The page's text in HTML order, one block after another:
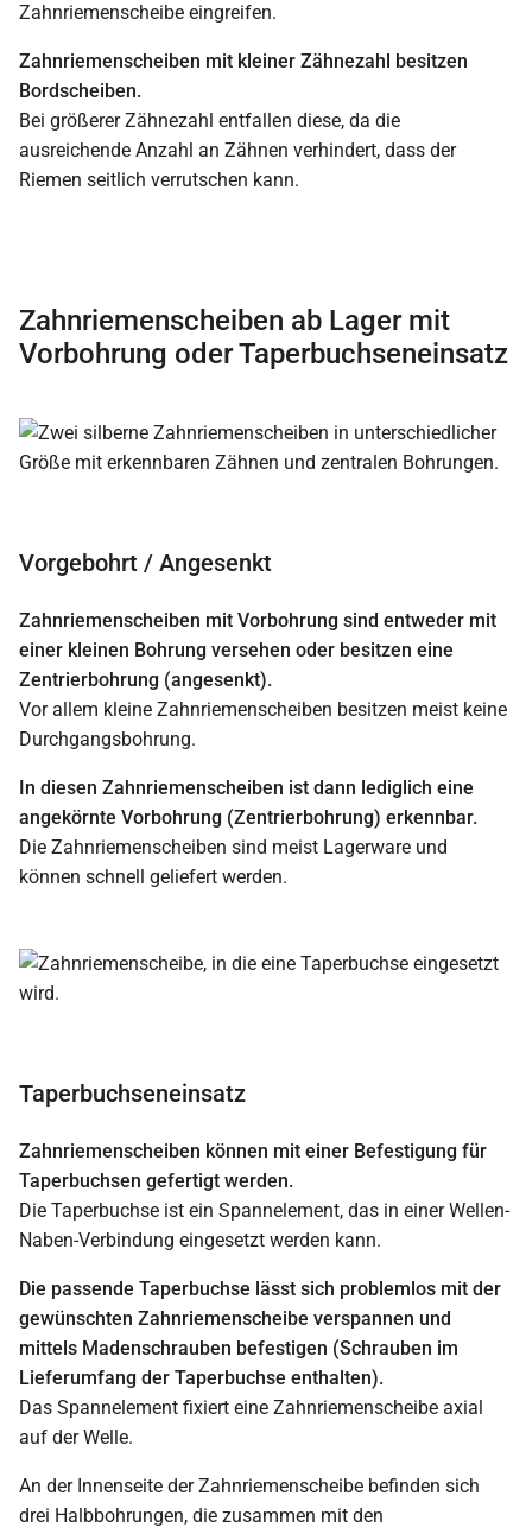
Zahnriemenscheibe eingreifen.
Zahnriemenscheiben mit kleiner Zähnezahl besitzen
Bordscheiben.
Bei größerer Zähnezahl entfallen diese, da die
ausreichende Anzahl an Zähnen verhindert, dass der
Riemen seitlich verrutschen kann.
Zahnriemenscheiben ab Lager mit
Vorbohrung oder Taperbuchseneinsatz
Vorgebohrt / Angesenkt
Zahnriemenscheiben mit Vorbohrung sind entweder mit
einer kleinen Bohrung versehen oder besitzen eine
Zentrierbohrung (angesenkt).
Vor allem kleine Zahnriemenscheiben besitzen meist keine
Durchgangsbohrung.
In diesen Zahnriemenscheiben ist dann lediglich eine
angekörnte Vorbohrung (Zentrierbohrung) erkennbar.
Die Zahnriemenscheiben sind meist Lagerware und
können schnell geliefert werden.
Taperbuchseneinsatz
Zahnriemenscheiben können mit einer Befestigung für
Taperbuchsen gefertigt werden.
Die Taperbuchse ist ein Spannelement, das in einer Wellen-
Naben-Verbindung eingesetzt werden kann.
Die passende Taperbuchse lässt sich problemlos mit der
gewünschten Zahnriemenscheibe verspannen und
mittels Madenschrauben befestigen (Schrauben im
Lieferumfang der Taperbuchse enthalten).
Das Spannelement fixiert eine Zahnriemenscheibe axial
auf der Welle.
An der Innenseite der Zahnriemenscheibe befinden sich
drei Halbbohrungen, die zusammen mit den